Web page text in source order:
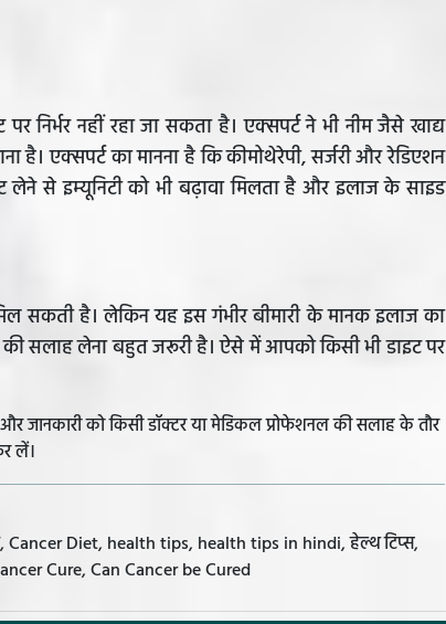
नहीं रहा जा सकता है। एक्सपर्ट ने भी नीम जैसे खाद्य
है। एक्सपर्ट का मानना है कि कीमोथेरेपी, सर्जरी और रेडिएशन
से इम्यूनिटी को भी बढ़ावा मिलता है और इलाज के साइड
सकती है। लेकिन यह इस गंभीर बीमारी के मानक इलाज का
सलाह लेना बहुत जरूरी है। ऐसे में आपको किसी भी डाइट पर
जानकारी को किसी डॉक्टर या मेडिकल प्रोफेशनल की सलाह के तौर
लें।
Cancer Diet, health tips, health tips in hindi, हेल्थ टिप्स,
Cure, Can Cancer be Cured